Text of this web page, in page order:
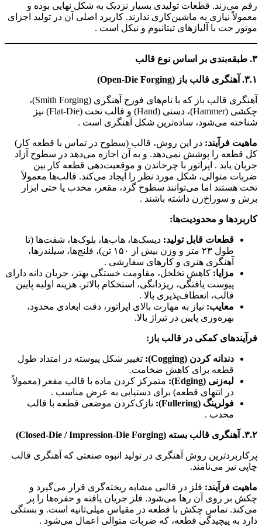
رقم می‌زند. قطعات تولیدی بسیار نزدیک به شکل نهایی بوده و
معمولاً نیازی به ماشین‌کاری ندارند. کاربرد اصلی آن در تولید اجزای
موتور جت با آلیاژهای تیتانیوم و نیکل است .
۳. طبقه‌بندی بر اساس نوع قالب
۳.۱. آهنگری قالب باز (Open-Die Forging)
آهنگری قالب باز که با نام‌های فورج آهنگری (Smith Forging)،
چکشی (Hammer)، دستی (Hand) و قالب تخت (Flat-Die) نیز
شناخته می‌شود، ساده‌ترین شکل آهنگری است .
ماهیت فرآیند: در این روش، قالب (سطوح در تماس با قطعه کار)
کل قطعه را پوشش نمی‌دهد. و به آن اجازه می‌دهد در سطوح آزاد
جریان یابد . اپراتور با چرخاندن و موقعیت‌دهی قطعه کار بین
ضربات متوالی، شکل مورد نظر را ایجاد می‌کند. قالب‌ها معمولاً
تخت هستند اما می‌توانند سطوح گرد، مقعر، محدب یا حتی ابزار
برش و سوراخ‌زن داشته باشند .
کاربردها و محدودیت‌ها:
قطعات قابل تولید: دیسک‌ها، هاب‌ها، بلوک‌ها، شفت‌ها (تا
طول ۲۳ متر و وزن بیش از ۱۵۰ تن)، فلنج‌ها، سیلندرها،
آهنگری هنری و کارهای سفارشی .
مزایا: کاهش تخلخل، مقاومت خستگی بهتر، جریان دانه دارای
پیوست یافتگی، ریزدانگی، استحکام بالاتر. هزینه اولیه پایین
قالب، انعطاف‌پذیری بالا .
معایب: نیاز به مهارت بالای اپراتور، دقت ابعادی محدود،
بهره‌وری پایین در تیراژ بالا.
فرآیندهای کمکی در قالب باز:
دندانه کردن (Cogging):
تغییر شکل پیوسته در امتداد طول
قطعه برای کاهش ضخامت.
لبه‌زنی (Edging):
متمرکز کردن ماده با قالب مقعر (معمولاً
در انتهای قطعه) برای دستیابی به عرض مناسب .
فولرینگ (Fullering):
نازک‌کردن موضعی قطعه با قالب
محدب .
۳.۲. آهنگری قالب بسته (Closed-Die / Impression-Die Forging)
پرکاربردترین روش آهنگری در تولید انبوه صنعتی که آهنگری قالب
چاپی نیز می‌نامند.
ماهیت فرآیند: فلز در قالبی مشابه ریخته‌گری قرار می‌گیرد و
چکش بر روی آن رها می‌شود. فلز جریان یافته و حفره‌ها را پر
می‌کند. تماس چکش با قطعه در مقیاس میلی‌ثانیه است. و بستگی
دارد به پیچیدگی قطعه، که ضربات متوالی اعمال می‌شود .